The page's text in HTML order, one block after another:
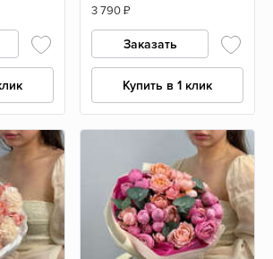
3 790₽
Заказать
Купить в 1 клик